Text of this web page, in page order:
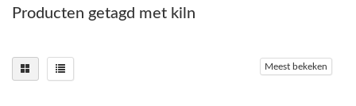
Producten getagd met kiln
Meest bekeken